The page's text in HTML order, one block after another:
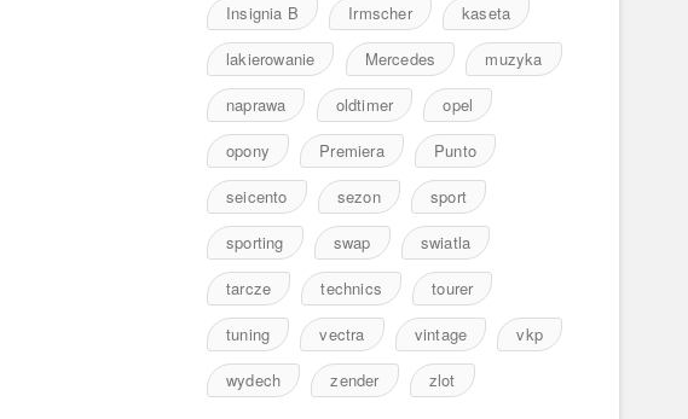
Insignia B
Irmscher
kaseta
lakierowanie
Mercedes
muzyka
naprawa
oldtimer
opel
opony
Premiera
Punto
seicento
sezon
sport
sporting
swap
swiatla
tarcze
technics
tourer
tuning
vectra vintage
vkp
wydech
zender zlot